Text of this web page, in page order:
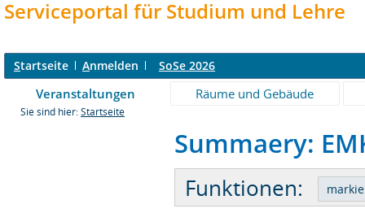
Serviceportal für Studium und Lehre
Startseite Anmelden SoSe 2026
Veranstaltungen Räume und Gebäude
Sie sind hier: Startseite
Summaery:
Funktionen: